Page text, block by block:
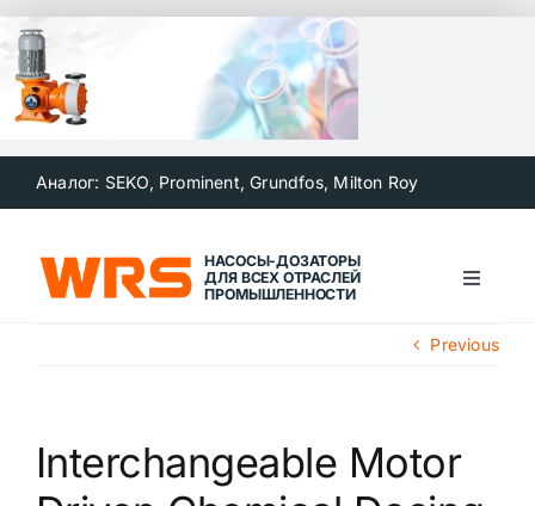
Skip
content
Аналог: SEKO, Prominent, Grundfos, Milton Roy
НАСОСЫ-ДОЗАТОРЫ
ДЛЯ ВСЕХ ОТРАСЛЕЙ
ПРОМЫШЛЕННОСТИ
Toggle
Каталог продукции
Previous
Interchangeable Motor